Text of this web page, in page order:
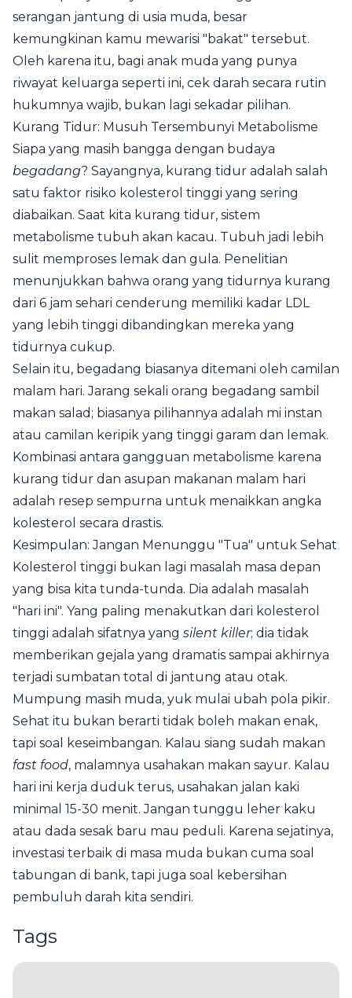
serangan jantung di usia muda, besar
kemungkinan kamu mewarisi "bakat" tersebut.
Oleh karena itu, bagi anak muda yang punya
riwayat keluarga seperti ini, cek darah secara rutin
hukumnya wajib, bukan lagi sekadar pilihan.
Kurang Tidur: Musuh Tersembunyi Metabolisme
Siapa yang masih bangga dengan budaya
begadang? Sayangnya, kurang tidur adalah salah
satu faktor risiko kolesterol tinggi yang sering
diabaikan. Saat kita kurang tidur, sistem
metabolisme tubuh akan kacau. Tubuh jadi lebih
sulit memproses lemak dan gula. Penelitian
menunjukkan bahwa orang yang tidurnya kurang
dari 6 jam sehari cenderung memiliki kadar LDL
yang lebih tinggi dibandingkan mereka yang
tidurnya cukup.
Selain itu, begadang biasanya ditemani oleh camilan
malam hari. Jarang sekali orang begadang sambil
makan salad; biasanya pilihannya adalah mi instan
atau camilan keripik yang tinggi garam dan lemak.
Kombinasi antara gangguan metabolisme karena
kurang tidur dan asupan makanan malam hari
adalah resep sempurna untuk menaikkan angka
kolesterol secara drastis.
Kesimpulan: Jangan Menunggu "Tua" untuk Sehat
Kolesterol tinggi bukan lagi masalah masa depan
yang bisa kita tunda-tunda. Dia adalah masalah
"hari ini". Yang paling menakutkan dari kolesterol
tinggi adalah sifatnya yang silent killer; dia tidak
memberikan gejala yang dramatis sampai akhirnya
terjadi sumbatan total di jantung atau otak.
Mumpung masih muda, yuk mulai ubah pola pikir.
Sehat itu bukan berarti tidak boleh makan enak,
tapi soal keseimbangan. Kalau siang sudah makan
fast food, malamnya usahakan makan sayur. Kalau
hari ini kerja duduk terus, usahakan jalan kaki
minimal 15-30 menit. Jangan tunggu leher kaku
atau dada sesak baru mau peduli. Karena sejatinya,
investasi terbaik di masa muda bukan cuma soal
tabungan di bank, tapi juga soal kebersihan
pembuluh darah kita sendiri.
Tags